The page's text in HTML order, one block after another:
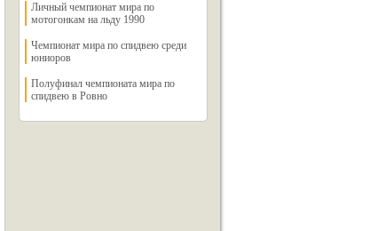
Личный чемпионат мира по
мотогонкам на льду 1990
Чемпионат мира по спидвею среди
юниоров
Полуфинал чемпионата мира по
спидвею в Ровно